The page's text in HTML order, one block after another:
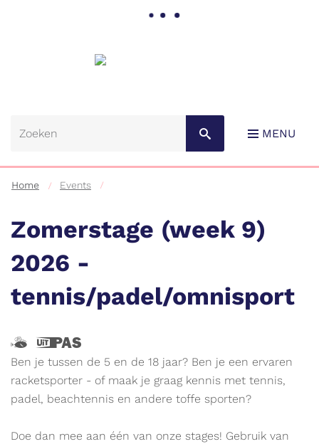
content
MENU
Home Events
Zomerstage (week 9)
2026 -
tennis/padel/omnisport
Hallo,
ik
ben
Vlieg
ik
Dit
is
een
UiTPAS
Ben je tussen de 5 en de 18 jaar? Ben je een ervaren
racketsporter - of maak je graag kennis met tennis,
padel, beachtennis en andere toffe sporten?
Doe dan mee aan één van onze stages! Gebruik van